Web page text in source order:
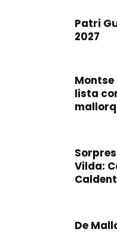
Patri
2027
lista
Vilda:
De